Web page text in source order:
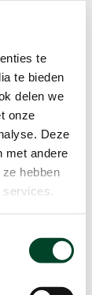
te
te bieden
delen we
onze
Deze
met andere
hebben
services.
verhalen,